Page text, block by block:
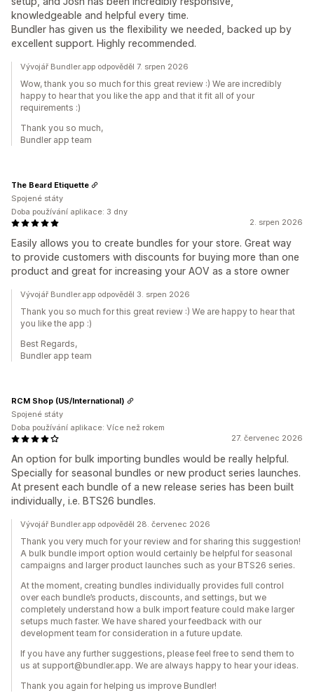
knowledgeable and helpful every time.
Bundler has given us the flexibility we needed, backed up by
excellent support. Highly recommended.
Vývojář Bundler.app odpověděl 7. srpen 2026
Wow, thank you so much for this great review :) We are incredibly
happy to hear that you like the app and that it fit all of your
requirements :)
Thank you so much,
Bundler app team
2. srpen 2026
Easily allows you to create bundles for your store. Great way
to provide customers with discounts for buying more than one
product and great for increasing your AOV as a store owner
The Beard Etiquette
Spojené státy
Doba používání aplikace: 3 dny
Vývojář Bundler.app odpověděl 3. srpen 2026
Thank you so much for this great review :) We are happy to hear that
you like the app :)
Best Regards,
Bundler app team
27. červenec 2026
An option for bulk importing bundles would be really helpful.
Specially for seasonal bundles or new product series launches.
At present each bundle of a new release series has been built
individually, i.e. BTS26 bundles.
RCM Shop (US/International)
Spojené státy
Doba používání aplikace: Více než rokem
Vývojář Bundler.app odpověděl 28. červenec 2026
Thank you very much for your review and for sharing this suggestion!
A bulk bundle import option would certainly be helpful for seasonal
campaigns and larger product launches such as your BTS26 series.
At the moment, creating bundles individually provides full control
over each bundle’s products, discounts, and settings, but we
completely understand how a bulk import feature could make larger
setups much faster. We have shared your feedback with our
development team for consideration in a future update.
If you have any further suggestions, please feel free to send them to
us at support@bundler.app. We are always happy to hear your ideas.
Thank you again for helping us improve Bundler!